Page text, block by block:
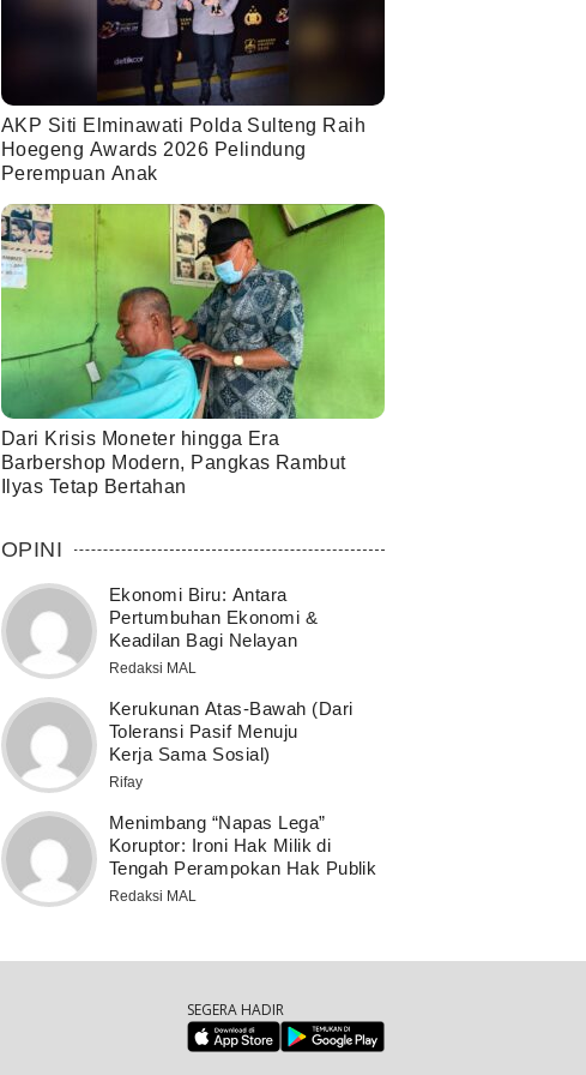
AKP Siti Elminawati Polda Sulteng Raih
Hoegeng Awards 2026 Pelindung
Perempuan Anak
Dari Krisis Moneter hingga Era
Barbershop Modern, Pangkas Rambut
Ilyas Tetap Bertahan
OPINI
Ekonomi Biru: Antara
Pertumbuhan Ekonomi &
Keadilan Bagi Nelayan
Redaksi MAL
Kerukunan Atas-Bawah (Dari
Toleransi Pasif Menuju
Kerja Sama Sosial)
Rifay
Menimbang “Napas Lega”
Koruptor: Ironi Hak Milik di
Tengah Perampokan Hak Publik
Redaksi MAL
SEGERA HADIR